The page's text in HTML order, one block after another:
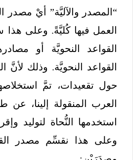
“المصدر والآليَّة” أيْ مصدر
العمل فيها كُليَّةً. وعلى هذا
القواعد النحويَّة أو
القواعد النحويَّة. وذلك
حول تقعيدات، تمَّ
العرب المنقولة إلينا،
استخدمها النُّحاة لتوليد
وعلى هذا نقسِّم مصدر